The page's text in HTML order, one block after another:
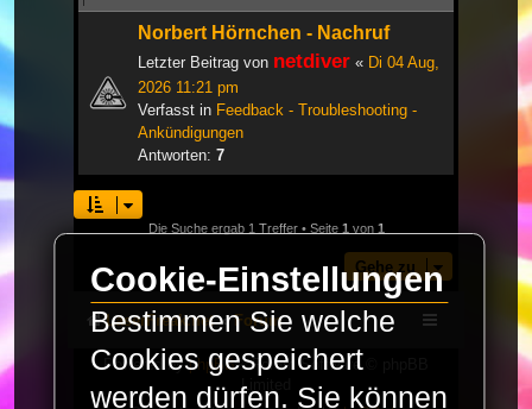
Norbert Hörnchen - Nachruf
Letzter Beitrag von netdiver « Di 04 Aug,
2026 11:21 pm
Verfasst in Feedback - Troubleshooting -
Ankündigungen
Antworten: 7
Die Suche ergab 1 Treffer • Seite 1 von 1
Gehe zu
LaserFreak.net Forum
Powered byphpBB® Forum Software © phpBB
Limited
Cookie-Einstellungen
Bestimmen Sie welche
Cookies gespeichert
werden dürfen. Sie können